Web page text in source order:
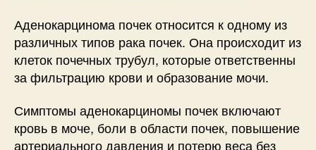
Аденокарцинома почек относится к одному из
различных типов рака почек. Она происходит из
клеток почечных трубул, которые ответственны
за фильтрацию крови и образование мочи.
Симптомы аденокарциномы почек включают
кровь в моче, боли в области почек, повышение
артериального давления и потерю веса без